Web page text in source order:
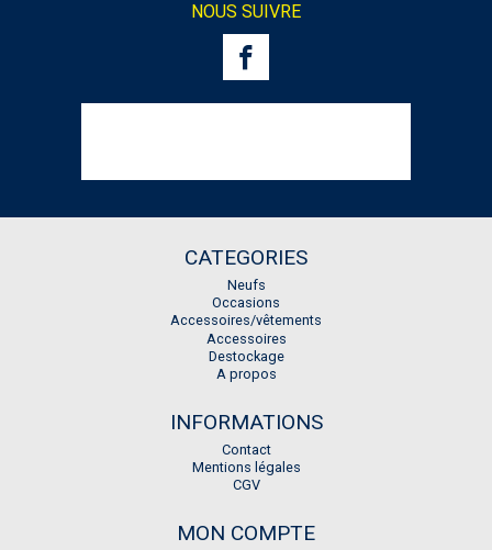
NOUS SUIVRE
CATEGORIES
Neufs
Occasions
Accessoires/vêtements
Accessoires
Destockage
A propos
INFORMATIONS
Contact
Mentions légales
CGV
MON COMPTE